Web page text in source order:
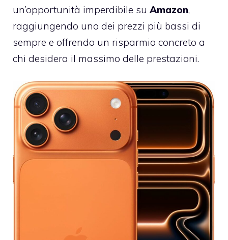
un’opportunità imperdibile su Amazon,
raggiungendo uno dei prezzi più bassi di
sempre e offrendo un risparmio concreto a
chi desidera il massimo delle prestazioni.